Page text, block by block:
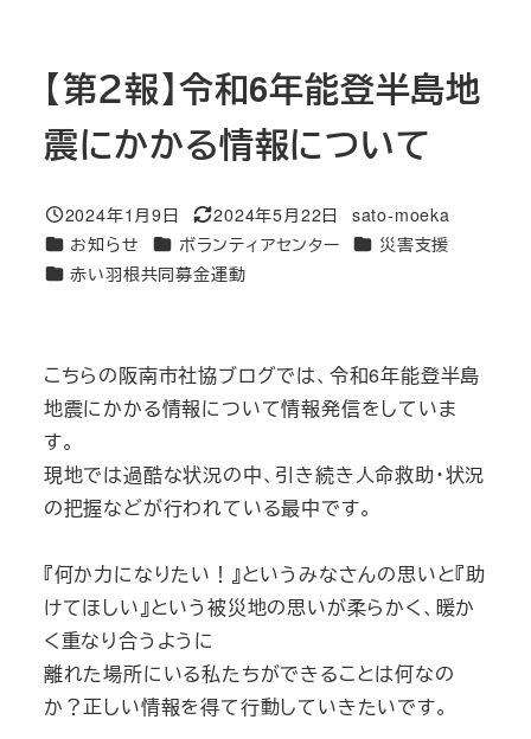
【第２報】令和6年能登半島地
震にかかる情報について
投稿日
2024年1月9日
更新日
2024年5月22日
著
者
sato-moeka
カテゴリー
お知らせ カテゴリー
ボランティアセンター カテゴリー
災害支援
カテゴリー
赤い羽根共同募金運動
こちらの阪南市社協ブログでは、令和6年能登半島
地震にかかる情報について情報発信をしていま
す。
現地では過酷な状況の中、引き続き人命救助・状況
の把握などが行われている最中です。
『何か力になりたい！』というみなさんの思いと『助
けてほしい』という被災地の思いが柔らかく、暖か
く重なり合うように
離れた場所にいる私たちができることは何なの
か？正しい情報を得て行動していきたいです。